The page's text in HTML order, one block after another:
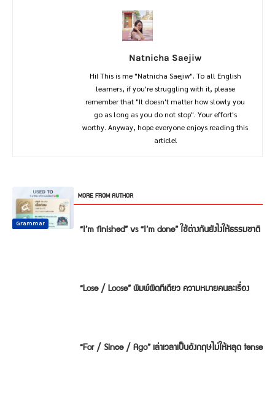
Natnicha Saejiw
Hi! This is me "Natnicha Saejiw". To all English
learners, if you're struggling with it, please
remember that "It doesn't matter how slowly you
go as long as you do not stop". Your effort's
worthy. Anyway, hope everyone enjoys reading this
article!
RELATED ARTICLES MORE FROM AUTHOR
Conversation “I’m finished” vs “I’m done” ใช้ต่างกันยังไงให้ธรรมชาติ
Common
Mistake
“Lose / Loose” พิมพ์ผิดทีเดียว ความหมายคนละเรื่อง
Common
Mistake
“For / Since / Ago” เล่าเวลาเป็นอังกฤษไม่ให้หลุด tense
Common
Mistake
Conversation
Grammar